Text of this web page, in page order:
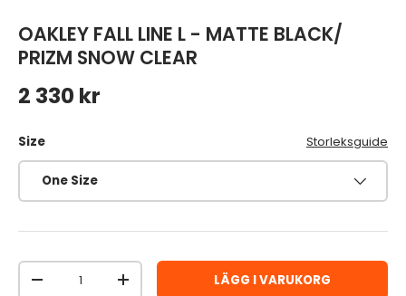
OAKLEY FALL LINE L - MATTE BLACK/
PRIZM SNOW CLEAR
Ordinarie pris
2 330 kr
Size Storleksguide
One Size
Antal
MINSKA ANTALÖKA ANTAL LÄGG I VARUKORG